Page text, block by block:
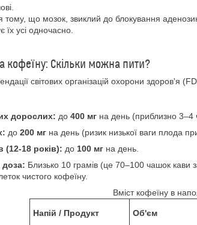
тому, що мозок, звиклий до блокування
їх усі одночасно.
кофеїну: Скільки можна пити?
світових організацій охорони здоров'я
дорослих: до 400 мг на день (приблизно 3–4
до 200 мг на день (ризик низької ваги плода
(12-18 років): до 100 мг на день.
Близько 10 грамів (це 70–100 чашок
чистого кофеїну.
Вміст кофеїну в
Напій / Продукт Об'єм